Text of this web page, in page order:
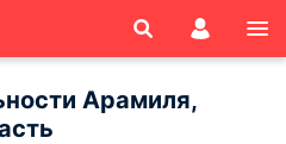
Арамиля,